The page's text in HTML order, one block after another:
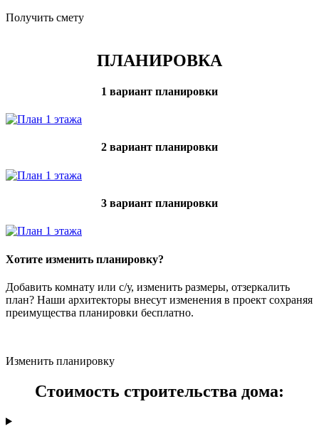
Получить смету
ПЛАНИРОВКА
1 вариант планировки
2 вариант планировки
3 вариант планировки
Хотите изменить планировку?
Добавить комнату или с/у, изменить размеры, отзеркалить
план? Наши архитекторы внесут изменения в проект сохраняя
преимущества планировки бесплатно.
Изменить планировку
Стоимость строительства дома: